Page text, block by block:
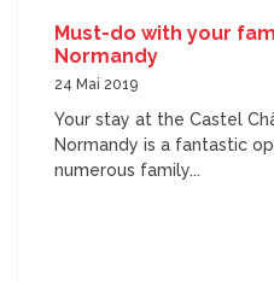
Must-do with your
Normandy
24 Mai 2019
Your stay at the Castel
Normandy is a fantastic
numerous family...